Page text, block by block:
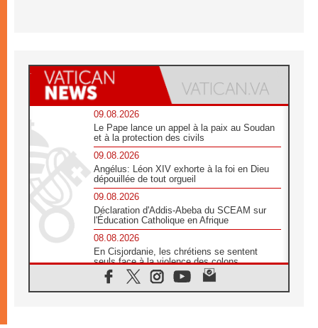
09.08.2026
Le Pape lance un appel à la paix au Soudan
et à la protection des civils
09.08.2026
Angélus: Léon XIV exhorte à la foi en Dieu
dépouillée de tout orgueil
09.08.2026
Déclaration d'Addis-Abeba du SCEAM sur
l'Éducation Catholique en Afrique
08.08.2026
En Cisjordanie, les chrétiens se sentent
seuls face à la violence des colons
08.08.2026
Léon XIV au sanctuaire de Notre Dame du